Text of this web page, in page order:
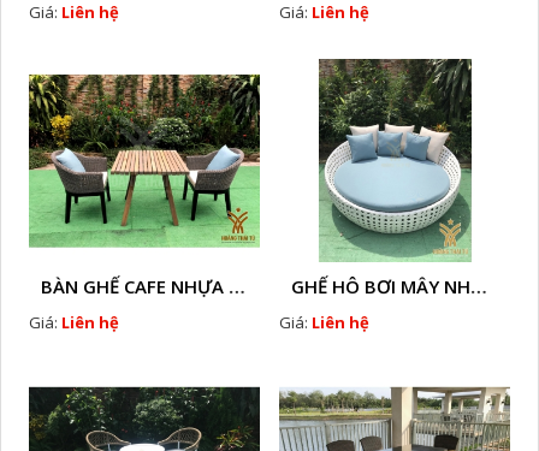
Giá: Liên hệ Giá: Liên hệ
BÀN GHẾ CAFE NHỰA GIÃ MÂY HTT - L32
Giá: Liên hệ
GHẾ HÔ BƠI MÂY NHỰA HTT - B33
Giá: Liên hệ